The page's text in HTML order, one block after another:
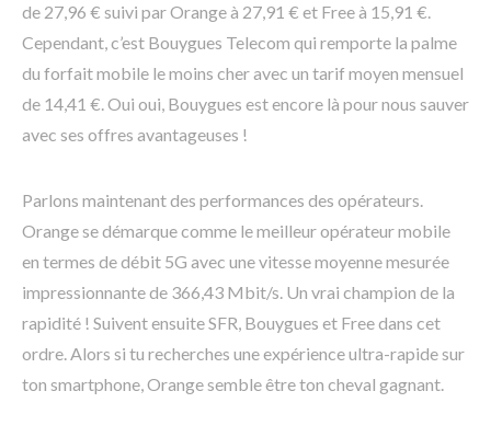
de 27,96 € suivi par Orange à 27,91 € et Free à 15,91 €.
Cependant, c’est Bouygues Telecom qui remporte la palme
du forfait mobile le moins cher avec un tarif moyen mensuel
de 14,41 €. Oui oui, Bouygues est encore là pour nous sauver
avec ses offres avantageuses !
Parlons maintenant des performances des opérateurs.
Orange se démarque comme le meilleur opérateur mobile
en termes de débit 5G avec une vitesse moyenne mesurée
impressionnante de 366,43 Mbit/s. Un vrai champion de la
rapidité ! Suivent ensuite SFR, Bouygues et Free dans cet
ordre. Alors si tu recherches une expérience ultra-rapide sur
ton smartphone, Orange semble être ton cheval gagnant.